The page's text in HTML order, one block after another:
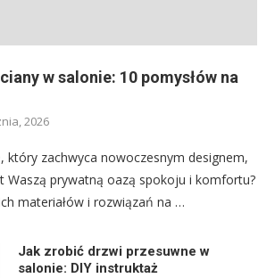
w salonie: 10 pomysłów na
2026
który zachwyca nowoczesnym designem,
Waszą prywatną oazą spokoju i komfortu?
materiałów i rozwiązań na …
Jak zrobić drzwi przesuwne w
salonie: DIY instruktaż